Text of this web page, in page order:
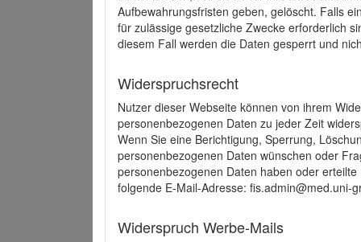
Aufbewahrungsfristen geben, gelöscht. Falls
für zulässige gesetzliche Zwecke erforderlich
diesem Fall werden die Daten gesperrt und
Widerspruchsrecht
Nutzer dieser Webseite können von ihrem
personenbezogenen Daten zu jeder Zeit
Wenn Sie eine Berichtigung, Sperrung,
personenbezogenen Daten wünschen oder
personenbezogenen Daten haben oder
folgende E-Mail-Adresse: fis.admin@med.uni-
Widerspruch Werbe-Mails